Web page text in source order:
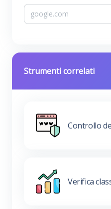
Strumenti correlati
Controllo
Verifica